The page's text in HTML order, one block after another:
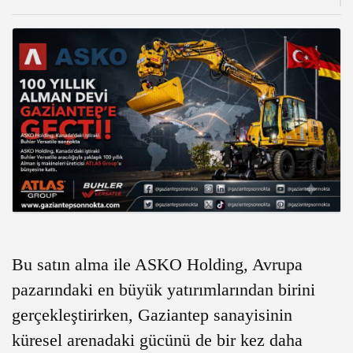
Bu satın alma ile ASKO Holding, Avrupa
pazarındaki en büyük yatırımlarından birini
gerçekleştirirken, Gaziantep sanayisinin
küresel arenadaki gücünü de bir kez daha